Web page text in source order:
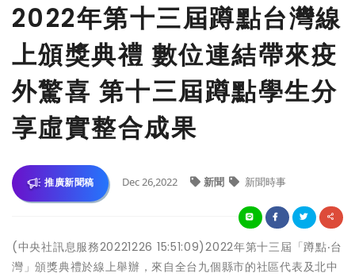
2022年第十三屆蹲點台灣線
上頒獎典禮 數位連結帶來疫
外驚喜 第十三屆蹲點學生分
享虛實整合成果
推廣新聞稿 Dec 26,2022 新聞 新聞時事
(中央社訊息服務20221226 15:51:09)2022年第十三屆「蹲點‧台
灣」頒獎典禮於線上舉辦，來自全台九個縣市的社區代表及北中